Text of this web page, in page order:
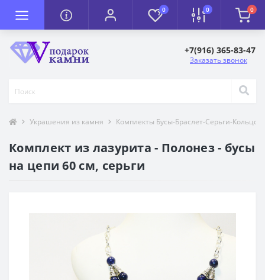
0 0 0
+7(916) 365-83-47
Заказать звонок
Украшения из камня Комплекты Бусы-Браслет-Серьги-Кольцо-
Комплект из лазурита - Полонез - бусы
на цепи 60 см, серьги